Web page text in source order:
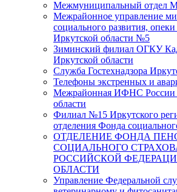
Межмуниципальный отдел
Межрайонное управление
социального развития,
Иркутской области №5
Зиминский филиал ОГКУ
Иркутской области
Служба Гостехнадзора
Телефоны экстренных и
Межрайонная ИФНС России
области
Филиал №15 Иркутского
отделения Фонда
ОТДЕЛЕНИЕ ФОНДА
СОЦИАЛЬНОГО
РОССИЙСКОЙ
ОБЛАСТИ
Управление Федеральной